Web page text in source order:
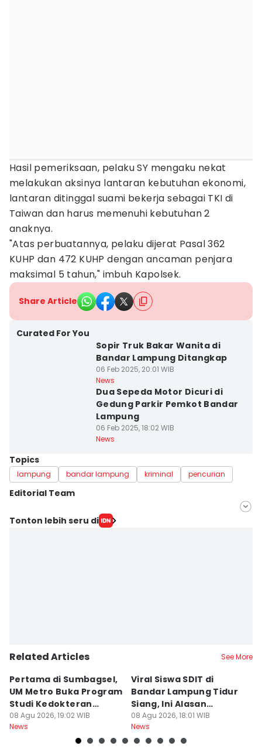
Hasil pemeriksaan, pelaku SY mengaku nekat
melakukan aksinya lantaran kebutuhan ekonomi,
lantaran ditinggal suami bekerja sebagai TKI di
Taiwan dan harus memenuhi kebutuhan 2
anaknya.
"Atas perbuatannya, pelaku dijerat Pasal 362
KUHP dan 472 KUHP dengan ancaman penjara
maksimal 5 tahun," imbuh Kapolsek.
Share Article
Curated For You
Sopir Truk Bakar Wanita di
Bandar Lampung Ditangkap
06 Feb 2025, 20:01 WIB
News
Dua Sepeda Motor Dicuri di
Gedung Parkir Pemkot Bandar
Lampung
06 Feb 2025, 18:02 WIB
News
Topics
lampung bandar lampung kriminal pencurian
Editorial Team
Editor
Tonton lebih seru di
Related Articles See More
Pertama di Sumbagsel,
UM Metro Buka Program
Studi Kedokteran
Hewan
08 Agu 2026, 19:02 WIB
News
Viral Siswa SDIT di
Bandar Lampung Tidur
Siang, Ini Alasan
Sekolah
08 Agu 2026, 18:01 WIB
News